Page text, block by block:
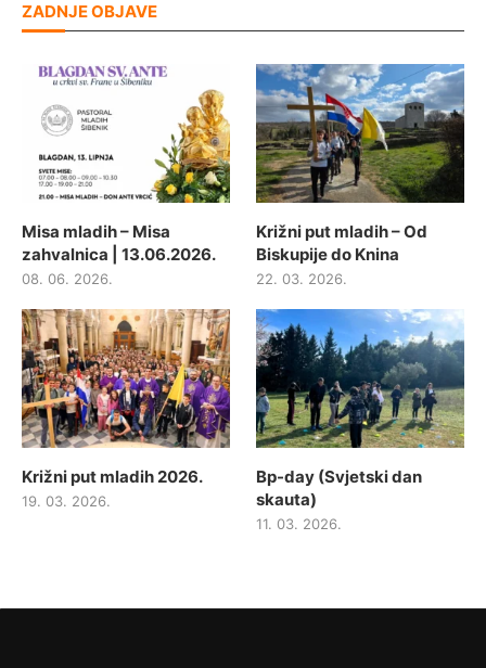
ZADNJE OBJAVE
Misa mladih – Misa
zahvalnica | 13.06.2026.
08. 06. 2026.
Križni put mladih – Od
Biskupije do Knina
22. 03. 2026.
Križni put mladih 2026.
19. 03. 2026.
Bp-day (Svjetski dan
skauta)
11. 03. 2026.